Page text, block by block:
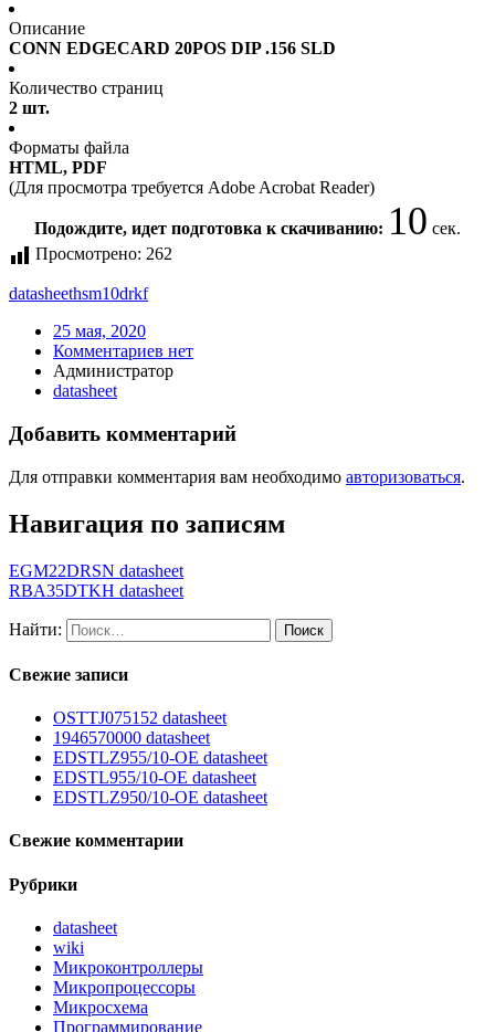
Описание
CONN EDGECARD 20POS DIP .156 SLD
Количество страниц
2 шт.
Форматы файла
HTML, PDF
(Для просмотра требуется Adobe Acrobat Reader)
Подождите, идет подготовка к скачиванию: 10 сек.
Просмотрено: 262
datasheethsm10drkf
25 мая, 2020
Комментариев нет
Администратор
datasheet
Добавить комментарий
Для отправки комментария вам необходимо авторизоваться.
Навигация по записям
EGM22DRSN datasheet
RBA35DTKH datasheet
Найти:
Свежие записи
OSTTJ075152 datasheet
1946570000 datasheet
EDSTLZ955/10-OE datasheet
EDSTL955/10-OE datasheet
EDSTLZ950/10-OE datasheet
Свежие комментарии
Рубрики
datasheet
wiki
Микроконтроллеры
Микропроцессоры
Микросхема
Программирование